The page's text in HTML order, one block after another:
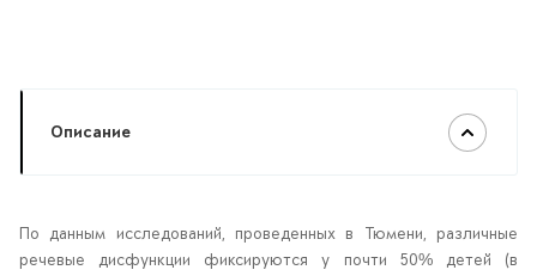
Описание
По данным исследований, проведенных в Тюмени, различные
речевые дисфункции фиксируются у почти 50% детей (в